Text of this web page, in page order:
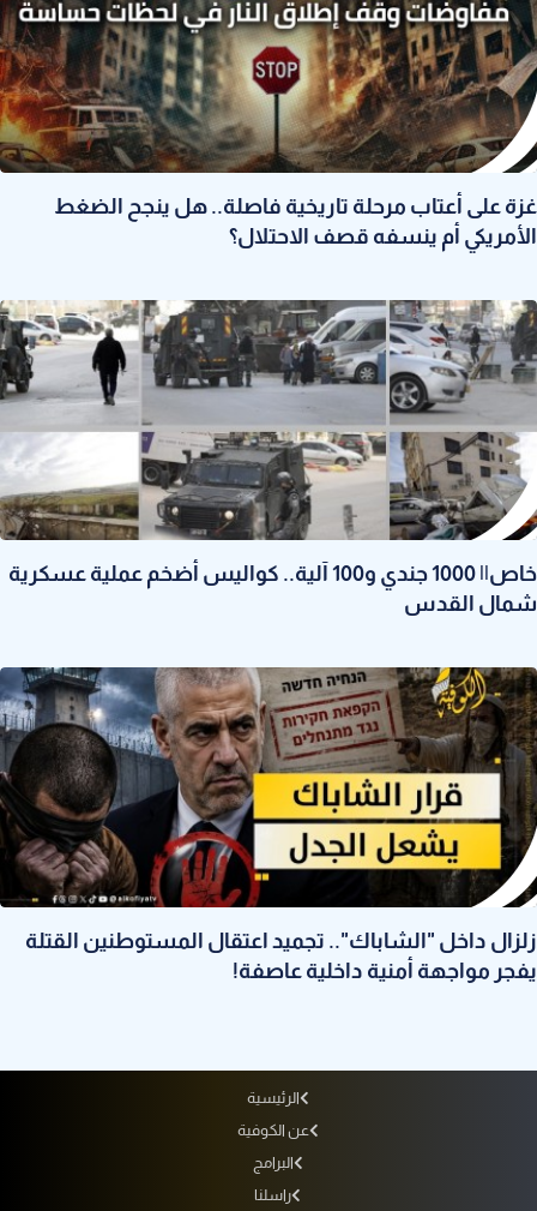
غزة على أعتاب مرحلة تاريخية فاصلة.. هل ينجح الضغط
الأمريكي أم ينسفه قصف الاحتلال؟
خاص|| 1000 جندي و100 آلية.. كواليس أضخم عملية عسكرية
شمال القدس
زلزال داخل "الشاباك".. تجميد اعتقال المستوطنين القتلة
يفجر مواجهة أمنية داخلية عاصفة!
الرئيسية
عن الكوفية
البرامج
راسلنا